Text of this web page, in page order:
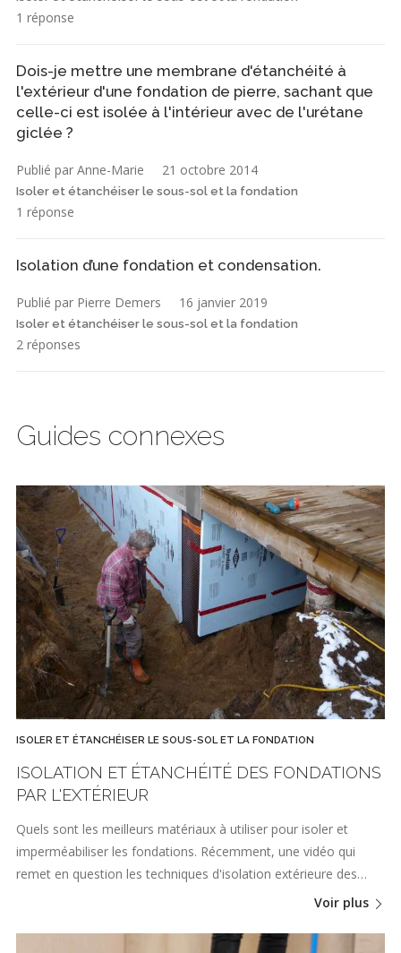
1 réponse
Dois-je mettre une membrane d'étanchéité à
l'extérieur d'une fondation de pierre, sachant que
celle-ci est isolée à l'intérieur avec de l'urétane
giclée ?
Publié par Anne-Marie 21 octobre 2014
Isoler et étanchéiser le sous-sol et la fondation
1 réponse
Isolation d’une fondation et condensation.
Publié par Pierre Demers 16 janvier 2019
Isoler et étanchéiser le sous-sol et la fondation
2 réponses
Guides connexes
ISOLER ET ÉTANCHÉISER LE SOUS-SOL ET LA FONDATION
ISOLATION ET ÉTANCHÉITÉ DES FONDATIONS
PAR L'EXTÉRIEUR
Quels sont les meilleurs matériaux à utiliser pour isoler et
imperméabiliser les fondations. Récemment, une vidéo qui
remet en question les techniques d'isolation extérieure des…
Voir plus